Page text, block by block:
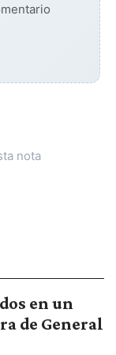
nota
en un
de General